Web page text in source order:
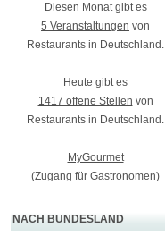
Diesen Monat gibt es
5 Veranstaltungen von
Restaurants in Deutschland.
Heute gibt es
1417 offene Stellen von
Restaurants in Deutschland.
MyGourmet
(Zugang für Gastronomen)
NACH BUNDESLAND